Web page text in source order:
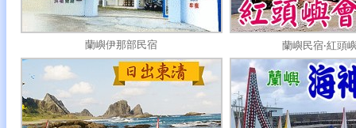
蘭嶼伊那部民宿 蘭嶼民宿‧紅頭